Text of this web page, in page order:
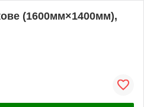
(1600мм×1400мм),